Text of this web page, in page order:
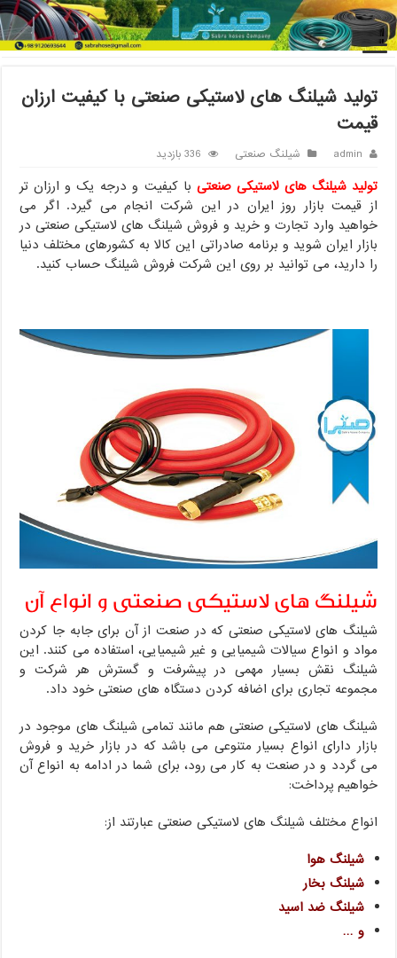
خانه / شیلنگ صنعتی / تولید شیلنگ های لاستیکی صنعتی با کیفیت ارزان
قیمت
تولید شیلنگ های لاستیکی صنعتی با کیفیت ارزان
قیمت
admin شیلنگ صنعتی 336 بازدید
تولید شیلنگ های لاستیکی صنعتی با کیفیت و درجه یک و ارزان تر
از قیمت بازار روز ایران در این شرکت انجام می گیرد. اگر می
خواهید وارد تجارت و خرید و فروش شیلنگ های لاستیکی صنعتی در
بازار ایران شوید و برنامه صادراتی این کالا به کشورهای مختلف دنیا
را دارید، می توانید بر روی این شرکت فروش شیلنگ حساب کنید.
شیلنگ های لاستیکی صنعتی و انواع آن
شیلنگ های لاستیکی صنعتی که در صنعت از آن برای جابه جا کردن
مواد و انواع سیالات شیمیایی و غیر شیمیایی، استفاده می کنند. این
شیلنگ نقش بسیار مهمی در پیشرفت و گسترش هر شرکت و
مجموعه تجاری برای اضافه کردن دستگاه های صنعتی خود داد.
شیلنگ های لاستیکی صنعتی هم مانند تمامی شیلنگ های موجود در
بازار دارای انواع بسیار متنوعی می باشد که در بازار خرید و فروش
می گردد و در صنعت به کار می رود، برای شما در ادامه به انواع آن
خواهیم پرداخت:
انواع مختلف شیلنگ های لاستیکی صنعتی عبارتند از:
شیلنگ هوا
شیلنگ بخار
شیلنگ ضد اسید
و …